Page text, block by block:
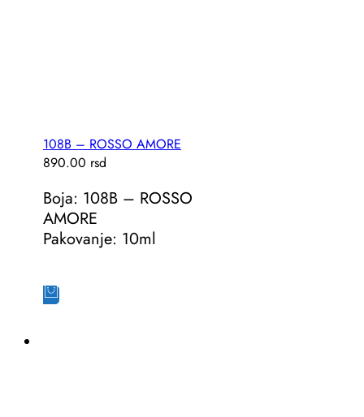
108B – ROSSO AMORE
890.00 rsd
Boja: 108B – ROSSO
AMORE
Pakovanje: 10ml